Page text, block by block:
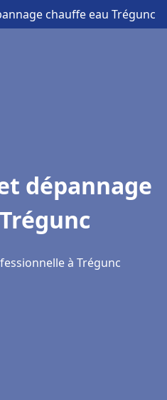
chauffe eau Trégunc
dépannage
à Trégunc